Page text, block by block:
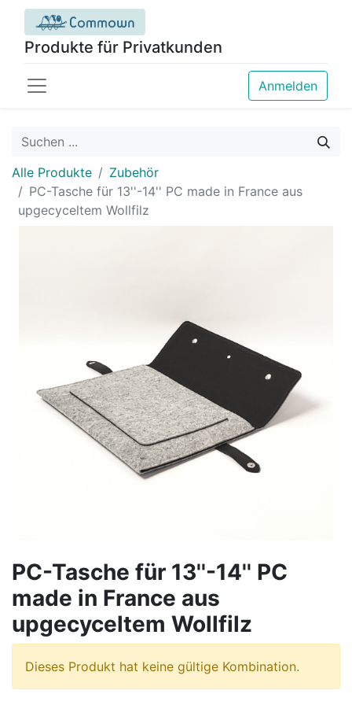
Produkte für Privatkunden
Anmelden
Alle Produkte
Zubehör
PC-Tasche für 13''-14'' PC made in France aus
upgecyceltem Wollfilz
PC-Tasche für 13''-14'' PC
made in France aus
upgecyceltem Wollfilz
Dieses Produkt hat keine gültige Kombination.